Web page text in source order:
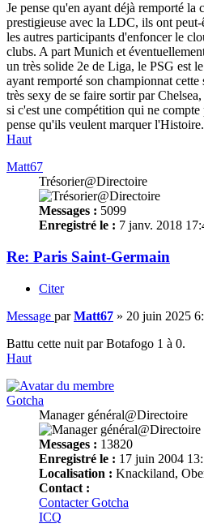
Je pense qu'en ayant déjà remporté
prestigieuse avec la LDC, ils ont
les autres participants d'enfoncer le
clubs. A part Munich et
un très solide 2e de Liga, le PSG est
ayant remporté son championnat
très sexy de se faire sortir par
si c'est une compétition qui ne compte
pense qu'ils veulent marquer l'Histoire.
Haut
Matt67
Trésorier@Directoire
Messages : 5099
Enregistré le : 7 janv. 2018
Re: Paris Saint-Germain
Citer
Message parMatt67 » 20 juin 2025
Battu cette nuit par Botafogo 1 à 0.
Haut
Gotcha
Manager général@Directoire
Messages : 13820
Enregistré le : 17 juin 2004
Localisation : Knackiland,
Contact :
Contacter Gotcha
ICQ